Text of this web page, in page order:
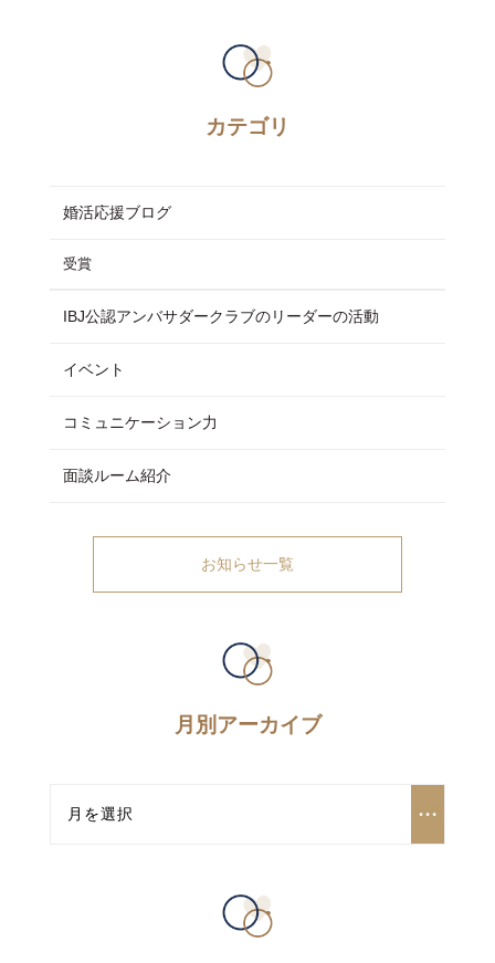
カテゴリ
婚活応援ブログ
受賞
IBJ公認アンバサダークラブのリーダーの活動
イベント
コミュニケーション力
面談ルーム紹介
お知らせ一覧
月別アーカイブ